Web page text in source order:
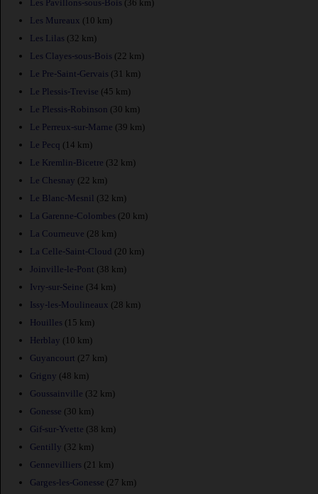
Les Pavillons-sous-Bois (36 km)
Les Mureaux (10 km)
Les Lilas (32 km)
Les Clayes-sous-Bois (22 km)
Le Pre-Saint-Gervais (31 km)
Le Plessis-Trevise (45 km)
Le Plessis-Robinson (30 km)
Le Perreux-sur-Marne (39 km)
Le Pecq (14 km)
Le Kremlin-Bicetre (32 km)
Le Chesnay (22 km)
Le Blanc-Mesnil (32 km)
La Garenne-Colombes (20 km)
La Courneuve (28 km)
La Celle-Saint-Cloud (20 km)
Joinville-le-Pont (38 km)
Ivry-sur-Seine (34 km)
Issy-les-Moulineaux (28 km)
Houilles (15 km)
Herblay (10 km)
Guyancourt (27 km)
Grigny (48 km)
Goussainville (32 km)
Gonesse (30 km)
Gif-sur-Yvette (38 km)
Gentilly (32 km)
Gennevilliers (21 km)
Garges-les-Gonesse (27 km)